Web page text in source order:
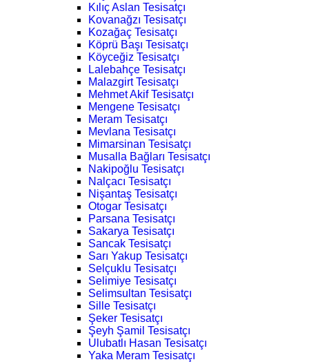
Kılıç Aslan Tesisatçı
Kovanağzı Tesisatçı
Kozağaç Tesisatçı
Köprü Başı Tesisatçı
Köyceğiz Tesisatçı
Lalebahçe Tesisatçı
Malazgirt Tesisatçı
Mehmet Akif Tesisatçı
Mengene Tesisatçı
Meram Tesisatçı
Mevlana Tesisatçı
Mimarsinan Tesisatçı
Musalla Bağları Tesisatçı
Nakipoğlu Tesisatçı
Nalçacı Tesisatçı
Nişantaş Tesisatçı
Otogar Tesisatçı
Parsana Tesisatçı
Sakarya Tesisatçı
Sancak Tesisatçı
Sarı Yakup Tesisatçı
Selçuklu Tesisatçı
Selimiye Tesisatçı
Selimsultan Tesisatçı
Sille Tesisatçı
Şeker Tesisatçı
Şeyh Şamil Tesisatçı
Ulubatlı Hasan Tesisatçı
Yaka Meram Tesisatçı